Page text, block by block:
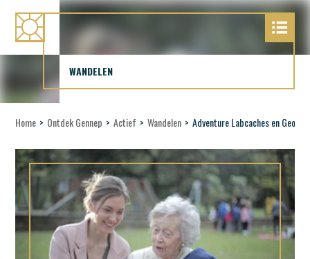
WANDELEN
Home > Ontdek Gennep > Actief > Wandelen > Adventure Labcaches en